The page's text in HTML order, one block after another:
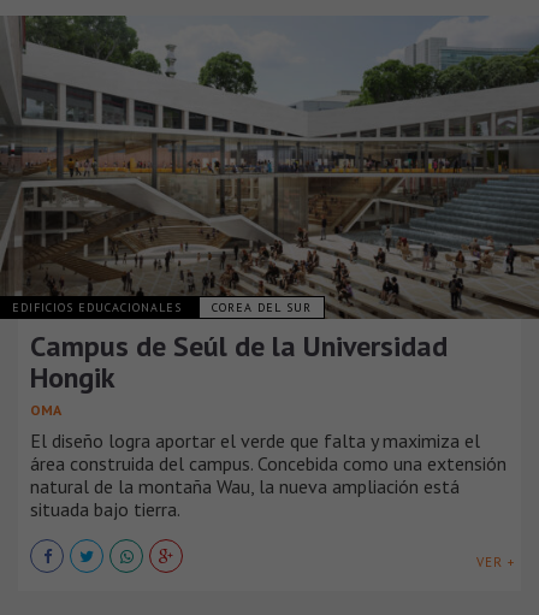
EDIFICIOS EDUCACIONALES COREA DEL SUR
Campus de Seúl de la Universidad
Hongik
OMA
El diseño logra aportar el verde que falta y maximiza el
área construida del campus. Concebida como una extensión
natural de la montaña Wau, la nueva ampliación está
situada bajo tierra.
VER +